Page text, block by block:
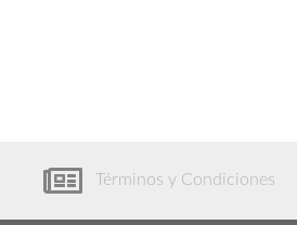
Términos y Condiciones